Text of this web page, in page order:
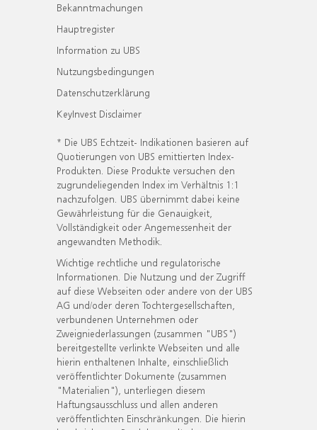
Bekanntmachungen
Hauptregister
Information zu UBS
Nutzungsbedingungen
Datenschutzerklärung
KeyInvest Disclaimer
* Die UBS Echtzeit- Indikationen basieren auf
Quotierungen von UBS emittierten Index-
Produkten. Diese Produkte versuchen den
zugrundeliegenden Index im Verhältnis 1:1
nachzufolgen. UBS übernimmt dabei keine
Gewährleistung für die Genauigkeit,
Vollständigkeit oder Angemessenheit der
angewandten Methodik.
Wichtige rechtliche und regulatorische
Informationen. Die Nutzung und der Zugriff
auf diese Webseiten oder andere von der UBS
AG und/oder deren Tochtergesellschaften,
verbundenen Unternehmen oder
Zweigniederlassungen (zusammen "UBS")
bereitgestellte verlinkte Webseiten und alle
hierin enthaltenen Inhalte, einschließlich
veröffentlichter Dokumente (zusammen
"Materialien"), unterliegen diesem
Haftungsausschluss und allen anderen
veröffentlichten Einschränkungen. Die hierin